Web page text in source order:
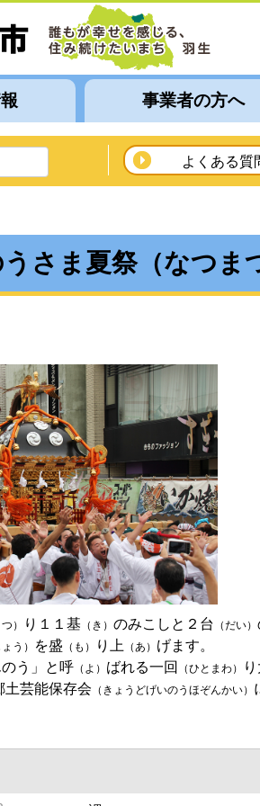
事業者の方へ
よくある質
さま夏祭（なつま
） り１１基 （き） のみこしと２台 （だい）
う） を盛 （も） り上 （あ） げます。
う」と呼 （よ） ばれる一回 （ひとまわ）
土芸能保存会 （きょうどげいのうほぞんかい）